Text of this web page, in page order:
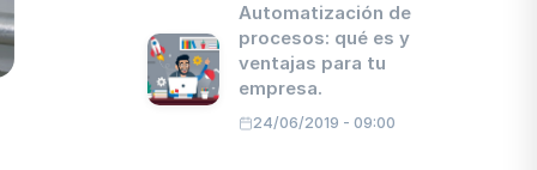
Automatización de
procesos: qué es y
ventajas para tu
empresa.
24/06/2019 - 09:00
CRM
5. Preguntas
Frecuentes
sobre la
decisión de
integrar